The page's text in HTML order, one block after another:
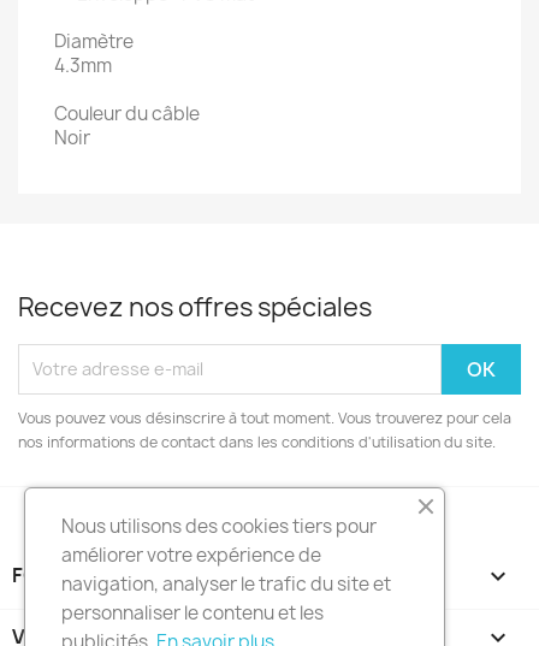
Diamètre
4.3mm
Couleur du câble
Noir
Recevez nos offres spéciales
Vous pouvez vous désinscrire à tout moment. Vous trouverez pour cela
nos informations de contact dans les conditions d'utilisation du site.
FOOTER CONTENT (MIGRATED) 
VOTRE COMPTE 
Nous utilisons des cookies tiers pour
améliorer votre expérience de
navigation, analyser le trafic du site et
personnaliser le contenu et les